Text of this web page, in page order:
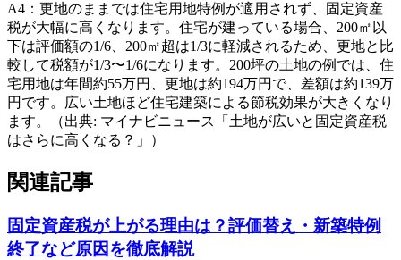
A4 ： 更地のままでは住宅用地特例が適用されず、固定資産
税が大幅に高くなります。住宅が建っている場合、200㎡以
下は評価額の1/6、200㎡超は1/3に軽減されるため、更地と比
較して税額が1/3〜1/6になります。200坪の土地の例では、住
宅用地は年間約55万円、更地は約194万円で、差額は約139万
円です。広い土地ほど住宅建築による節税効果が大きくなり
ます。（出典: マイナビニュース「土地が広いと固定資産税
はさらに高くなる？」）
関連記事
固定資産税が上がる理由は？評価替え・新築特例
終了など原因を徹底解説